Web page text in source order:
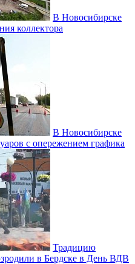
В Новосибирске
коллектора
В Новосибирске
с опережением графика
Традицию
в Бердске в День ВДВ